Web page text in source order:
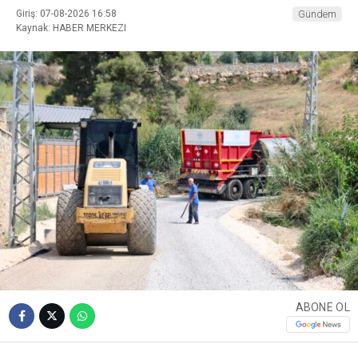
Giriş: 07-08-2026 16:58
Kaynak: HABER MERKEZI
Gündem
ABONE OL